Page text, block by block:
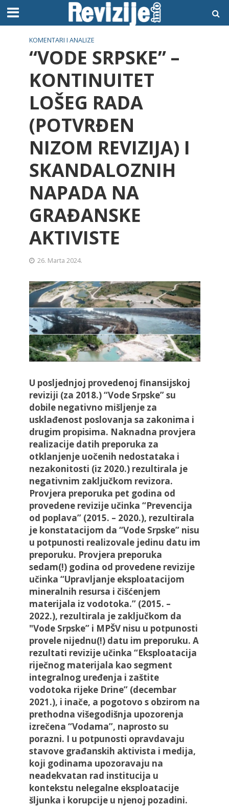
KOMENTARI I ANALIZE
“VODE SRPSKE” –
KONTINUITET
LOŠEG RADA
(POTVRĐEN
NIZOM REVIZIJA) I
SKANDALOZNIH
NAPADA NA
GRAĐANSKE
AKTIVISTE
26. Marta 2024.
U posljednjoj provedenoj finansijskoj
reviziji (za 2018.) “Vode Srpske” su
dobile negativno mišljenje za
usklađenost poslovanja sa zakonima i
drugim propisima. Naknadna provjera
realizacije datih preporuka za
otklanjenje uočenih nedostataka i
nezakonitosti (iz 2020.) rezultirala je
negativnim zaključkom revizora.
Provjera preporuka pet godina od
provedene revizije učinka “Prevencija
od poplava” (2015. – 2020.), rezultirala
je konstatacijom da “Vode Srpske” nisu
u potpunosti realizovale jedinu datu im
preporuku. Provjera preporuka
sedam(!) godina od provedene revizije
učinka “Upravljanje eksploatacijom
mineralnih resursa i čišćenjem
materijala iz vodotoka.” (2015. –
2022.), rezultirala je zaključkom da
"Vode Srpske” i MPŠV nisu u potpunosti
provele nijednu(!) datu im preporuku. A
rezultati revizije učinka “Eksploatacija
riječnog materijala kao segment
integralnog uređenja i zaštite
vodotoka rijeke Drine” (decembar
2021.), i inače, a pogotovo s obzirom na
prethodna višegodišnja upozorenja
izrečena “Vodama”, naprosto su
porazni. I u potpunosti opravdavaju
stavove građanskih aktivista i medija,
koji godinama upozoravaju na
neadekvatan rad institucija u
kontekstu nelegalne eksploatacije
šljunka i korupcije u njenoj pozadini.